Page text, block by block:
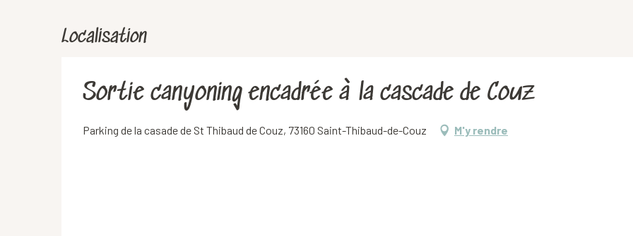
Localisation
Sortie canyoning encadrée à la cascade de Couz
Parking de la casade de St Thibaud de Couz, 73160 Saint-Thibaud-de-Couz M'y rendre